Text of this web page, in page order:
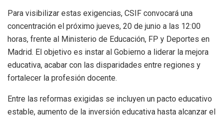
Para visibilizar estas exigencias, CSIF convocará una
concentración el próximo jueves, 20 de junio a las 12:00
horas, frente al Ministerio de Educación, FP y Deportes en
Madrid. El objetivo es instar al Gobierno a liderar la mejora
educativa, acabar con las disparidades entre regiones y
fortalecer la profesión docente.
Entre las reformas exigidas se incluyen un pacto educativo
estable, aumento de la inversión educativa hasta alcanzar el